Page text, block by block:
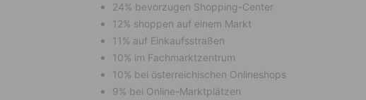
24% bevorzugen Shopping-Center
12% shoppen auf einem Markt
11% auf Einkaufsstraßen
10% im Fachmarktzentrum
10% bei österreichischen Onlineshops
9% bei Online-Marktplätzen